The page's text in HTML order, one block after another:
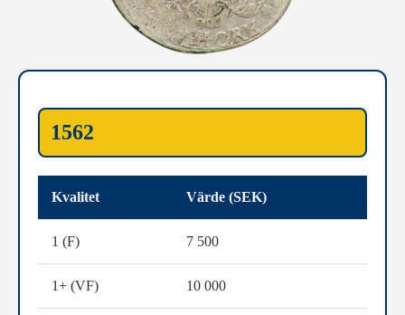
1562
Kvalitet Värde (SEK)
1 (F) 7 500
1+ (VF) 10 000